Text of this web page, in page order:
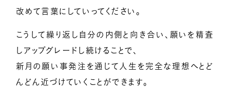
改めて言葉にしていってください。
こうして繰り返し自分の内側と向き合い、願いを精査
しアップグレードし続けることで、
新月の願い事発注を通じて人生を完全な理想へとど
んどん近づけていくことができます。